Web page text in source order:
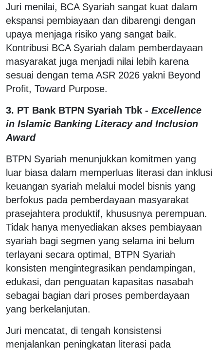
Juri menilai, BCA Syariah sangat kuat dalam
ekspansi pembiayaan dan dibarengi dengan
upaya menjaga risiko yang sangat baik.
Kontribusi BCA Syariah dalam pemberdayaan
masyarakat juga menjadi nilai lebih karena
sesuai dengan tema ASR 2026 yakni Beyond
Profit, Toward Purpose.
3. PT Bank BTPN Syariah Tbk - Excellence
in Islamic Banking Literacy and Inclusion
Award
BTPN Syariah menunjukkan komitmen yang
luar biasa dalam memperluas literasi dan inklusi
keuangan syariah melalui model bisnis yang
berfokus pada pemberdayaan masyarakat
prasejahtera produktif, khususnya perempuan.
Tidak hanya menyediakan akses pembiayaan
syariah bagi segmen yang selama ini belum
terlayani secara optimal, BTPN Syariah
konsisten mengintegrasikan pendampingan,
edukasi, dan penguatan kapasitas nasabah
sebagai bagian dari proses pemberdayaan
yang berkelanjutan.
Juri mencatat, di tengah konsistensi
menjalankan peningkatan literasi pada